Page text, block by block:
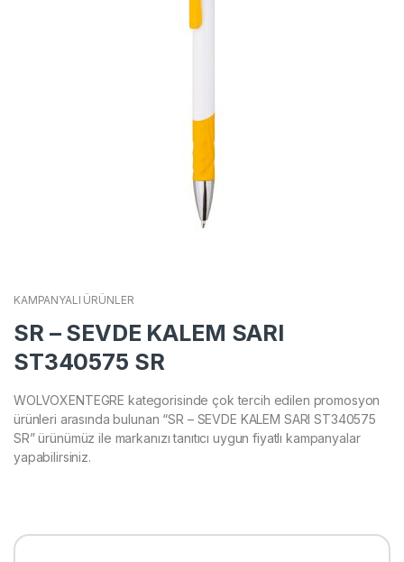
KAMPANYALI ÜRÜNLER
SR – SEVDE KALEM SARI
ST340575 SR
WOLVOXENTEGRE kategorisinde çok tercih edilen promosyon
ürünleri arasında bulunan “SR – SEVDE KALEM SARI ST340575
SR” ürünümüz ile markanızı tanıtıcı uygun fiyatlı kampanyalar
yapabilirsiniz.